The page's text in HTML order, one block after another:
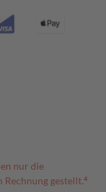
nur die
gestellt.⁴